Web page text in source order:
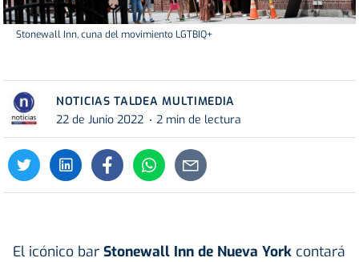
Stonewall Inn, cuna del movimiento LGTBIQ+
NOTICIAS TALDEA MULTIMEDIA
22 de Junio 2022
2 min de lectura
El icónico bar Stonewall Inn de Nueva York contará